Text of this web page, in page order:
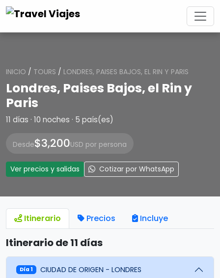
INICIO / TOURS / LONDRES, PAISES BAJOS, EL RIN Y PARIS
Londres, Paises Bajos, el Rin y
Paris
11 días · 10 noches · 5 país(es)
Desde$3,200USD por persona
Ver precios y salidas Cotizar por WhatsApp
Itinerario Precios Incluye
Itinerario de 11 días
Día 1 CIUDAD DE ORIGEN - LONDRES